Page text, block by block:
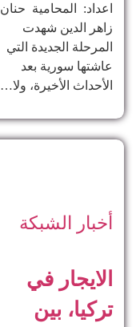
اعداد: المحامية حنان
زاهر الدين ​شهدت
المرحلة الجديدة التي
عاشتها سورية بعد
الأحداث الأخيرة، ولا…
أخبار الشبكة
الايجار في
تركيا، بين